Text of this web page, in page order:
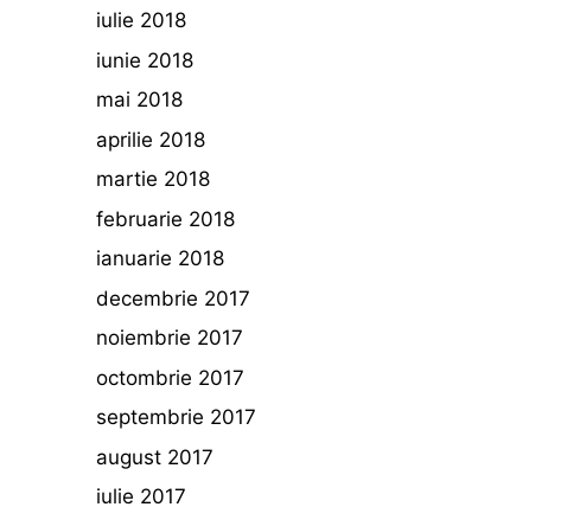
iulie 2018
iunie 2018
mai 2018
aprilie 2018
martie 2018
februarie 2018
ianuarie 2018
decembrie 2017
noiembrie 2017
octombrie 2017
septembrie 2017
august 2017
iulie 2017